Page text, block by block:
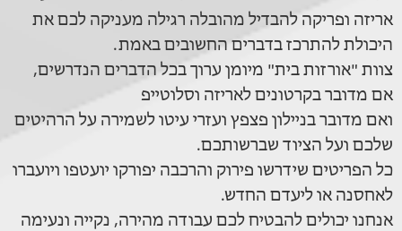
אריזה ופריקה להבדיל מהובלה רגילה מעניקה לכם את
היכולת להתרכז בדברים החשובים באמת.
צוות "אורזות בית" מיומן ערוך בכל הדברים הנדרשים,
אם מדובר בקרטונים לאריזה וסלוטייפ
ואם מדובר בניילון פצפץ ועזרי עיטו לשמירה על הרהיטים
שלכם ועל הציוד שברשותכם.
כל הפריטים שידרשו פירוק והרכבה יפורקו יועטפו ויועברו
לאחסנה או ליעדם החדש.
אנחנו יכולים להבטיח לכם עבודה מהירה, נקייה ונעימה